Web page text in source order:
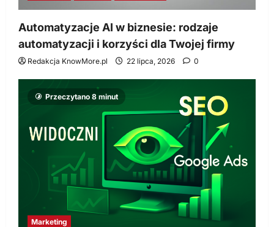
Automatyzacje AI w biznesie: rodzaje
automatyzacji i korzyści dla Twojej firmy
Redakcja KnowMore.pl 22 lipca, 2026 0
Przeczytano 8 minut
Marketing